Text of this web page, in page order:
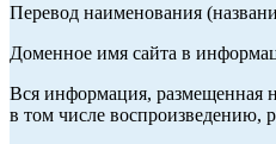
Перевод наименования
Доменное имя сайта в
Вся информация, размещенная
в том числе воспроизведению,